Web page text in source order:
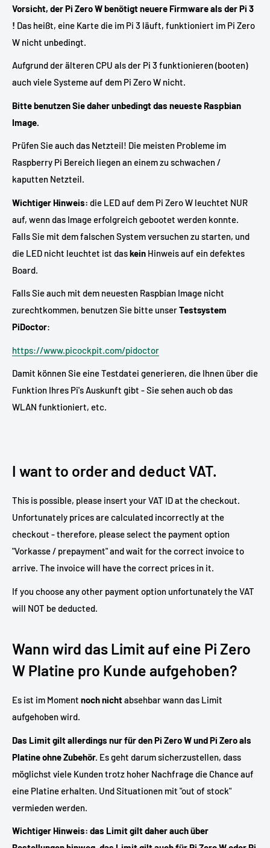
Vorsicht, der Pi Zero W benötigt neuere Firmware als der Pi 3
! Das heißt, eine Karte die im Pi 3 läuft, funktioniert im Pi Zero
W nicht unbedingt.
Aufgrund der älteren CPU als der Pi 3 funktionieren (booten)
auch viele Systeme auf dem Pi Zero W nicht.
Bitte benutzen Sie daher unbedingt das neueste Raspbian
Image.
Prüfen Sie auch das Netzteil! Die meisten Probleme im
Raspberry Pi Bereich liegen an einem zu schwachen /
kaputten Netzteil.
Wichtiger Hinweis: die LED auf dem Pi Zero W leuchtet NUR
auf, wenn das Image erfolgreich gebootet werden konnte.
Falls Sie mit dem falschen System versuchen zu starten, und
die LED nicht leuchtet ist daskein Hinweis auf ein defektes
Board.
Falls Sie auch mit dem neuesten Raspbian Image nicht
zurechtkommen, benutzen Sie bitte unserTestsystem
PiDoctor:
https://www.picockpit.com/pidoctor
Damit können Sie eine Testdatei generieren, die Ihnen über die
Funktion Ihres Pi's Auskunft gibt - Sie sehen auch ob das
WLAN funktioniert, etc.
I want to order and deduct VAT.
This is possible, please insert your VAT ID at the checkout.
Unfortunately prices are calculated incorrectly at the
checkout - therefore, please select the payment option
"Vorkasse / prepayment" and wait for the correct invoice to
arrive. The invoice will have the correct prices in it.
If you choose any other payment option unfortunately the VAT
will NOT be deducted.
Wann wird das Limit auf eine Pi Zero
W Platine pro Kunde aufgehoben?
Es ist im Moment noch nichtabsehbar wann das Limit
aufgehoben wird.
Das Limit gilt allerdings nur für den Pi Zero W und Pi Zero als
Platine ohne Zubehör. Es geht darum sicherzustellen, dass
möglichst viele Kunden trotz hoher Nachfrage die Chance auf
eine Platine erhalten. Und Situationen mit "out of stock"
vermieden werden.
Wichtiger Hinweis: das Limit gilt daher auch über